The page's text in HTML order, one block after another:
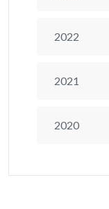
2022
2021
2020